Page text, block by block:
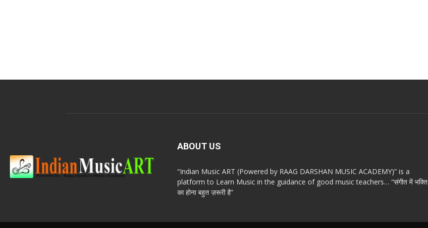
ABOUT US
“Indian Music ART (Powered by RAAG DARSHAN MUSIC ACADEMY)” is a
platform to Learn Music in the guidance of good music teachers… “संगीत में भक्ति
का होना बहुत ज़रूरी है”